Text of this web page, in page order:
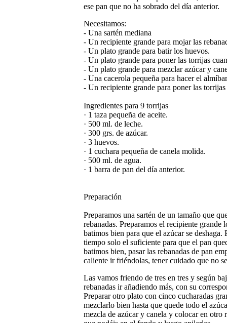
ese pan que no ha sobrado del día anterior.
Necesitamos:
- Una sartén mediana
- Un recipiente grande para mojar las
- Un plato grande para batir los huevos.
- Un plato grande para poner las torrijas
- Un plato grande para mezclar azúcar y
- Una cacerola pequeña para hacer el
- Un recipiente grande para poner las torrijas
Ingredientes para 9 torrijas
· 1 taza pequeña de aceite.
· 500 ml. de leche.
· 300 grs. de azúcar.
· 3 huevos.
· 1 cuchara pequeña de canela molida.
· 500 ml. de agua.
· 1 barra de pan del día anterior.
Preparación
Preparamos una sartén de un tamaño que
rebanadas. Preparamos el recipiente
batimos bien para que el azúcar se
tiempo solo el suficiente para que el pan
batimos bien, pasar las rebanadas de pan
caliente ir friéndolas, tener cuidado que no
Las vamos friendo de tres en tres y según
rebanadas ir añadiendo más, con su
Preparar otro plato con cinco cucharadas
mezclarlo bien hasta que quede todo el
mezcla de azúcar y canela y colocar en